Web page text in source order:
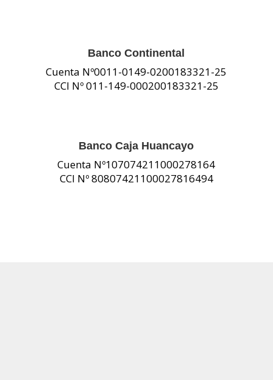
Banco Continental
Cuenta Nº0011-0149-0200183321-25
CCI Nº 011-149-000200183321-25
Banco Caja Huancayo
Cuenta Nº107074211000278164
CCI Nº 80807421100027816494